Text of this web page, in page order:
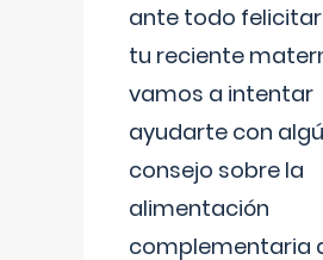
ante todo
tu reciente
vamos a intentar
ayudarte con
consejo sobre la
alimentación
complementaria